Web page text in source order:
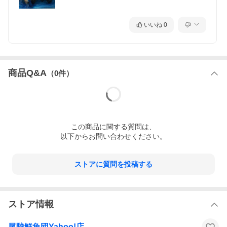
いいね 0
商品Q&A （0件）
この商品に関する質問は、
以下からお問い合わせください。
ストアに質問を投稿する
ストア情報